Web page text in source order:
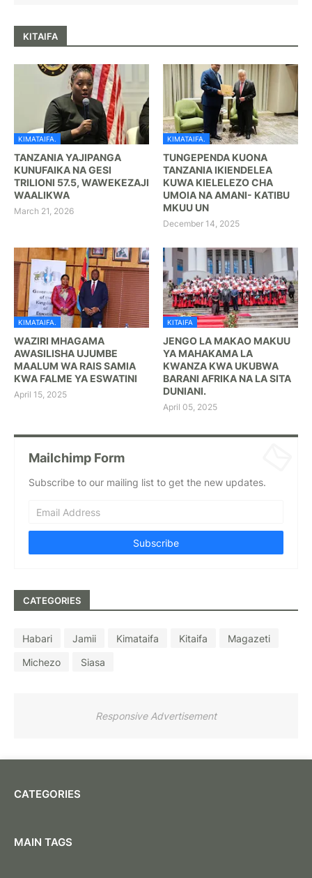
KITAIFA
KIMATAIFA.
TANZANIA YAJIPANGA
KUNUFAIKA NA GESI
TRILIONI 57.5, WAWEKEZAJI
WAALIKWA
March 21, 2026
KIMATAIFA.
TUNGEPENDA KUONA
TANZANIA IKIENDELEA
KUWA KIELELEZO CHA
UMOIA NA AMANI- KATIBU
MKUU UN
December 14, 2025
KIMATAIFA.
WAZIRI MHAGAMA
AWASILISHA UJUMBE
MAALUM WA RAIS SAMIA
KWA FALME YA ESWATINI
April 15, 2025
KITAIFA
JENGO LA MAKAO MAKUU
YA MAHAKAMA LA
KWANZA KWA UKUBWA
BARANI AFRIKA NA LA SITA
DUNIANI.
April 05, 2025
Mailchimp Form
Subscribe to our mailing list to get the new updates.
CATEGORIES
Habari Jamii Kimataifa Kitaifa
Magazeti
Michezo
Siasa
Responsive Advertisement
CATEGORIES
MAIN TAGS